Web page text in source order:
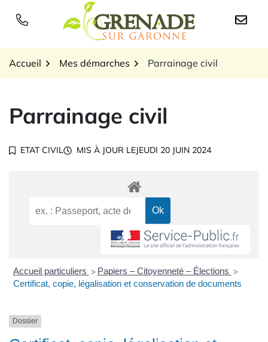
Logo Grenade sur
Accueil Mes démarches Parrainage civil
Parrainage civil
ETAT CIVIL MIS À JOUR LEJEUDI 20 JUIN 2024
Accueil particuliers > Papiers – Citoyenneté – Élections >
Certificat, copie, légalisation et conservation de documents
Dossier